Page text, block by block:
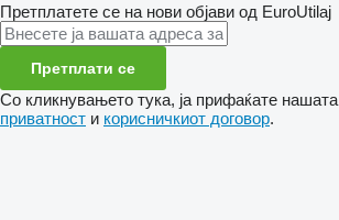
Претплатете се на нови објави од EuroUtilaj
Претплати се
Со кликнувањето тука, ја прифаќате нашата
приватност и корисничкиот договор.